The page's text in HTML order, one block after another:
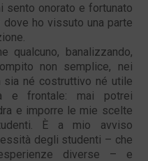
sento onorato e fortunato
ho vissuto una parte
qualcuno, banalizzando,
non semplice, nei
sia né costruttivo né utile
e frontale: mai potrei
e imporre le mie scelte
È a mio avviso
degli studenti – che
diverse – e